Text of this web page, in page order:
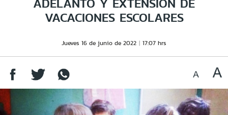
VACACIONES ESCOLARES
Jueves 16 de junio de 2022 17:07 hrs